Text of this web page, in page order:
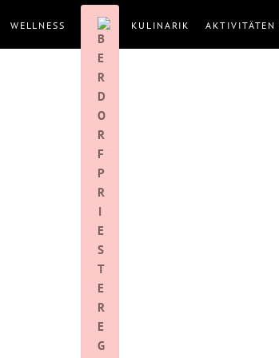
WELLNESS KULINARIK AKTIVITÄTEN